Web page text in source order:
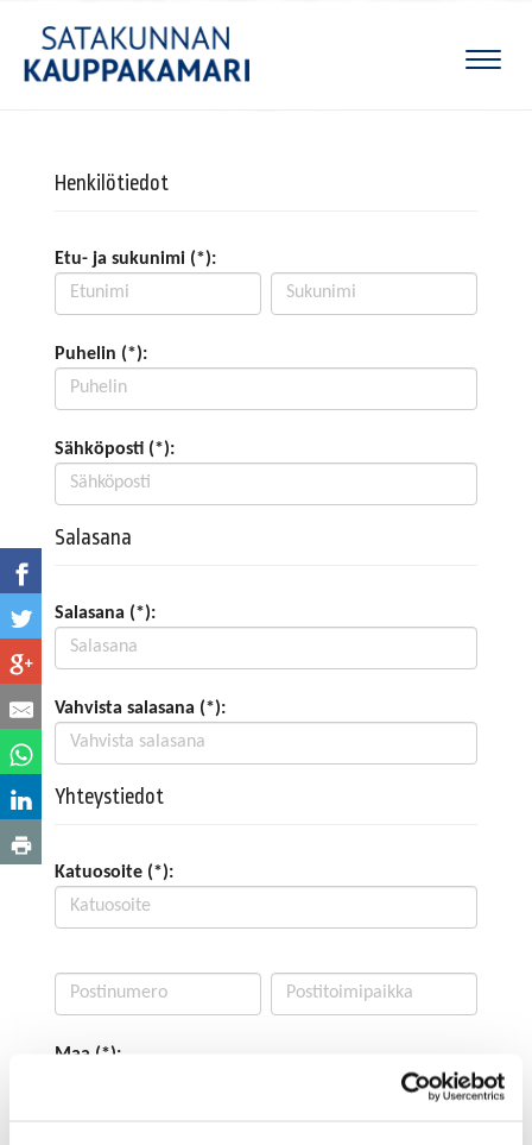
Henkilötiedot
Etu- ja sukunimi (*):
Puhelin (*):
Sähköposti (*):
Salasana
Salasana (*):
Vahvista salasana (*):
Yhteystiedot
Katuosoite (*):
Maa (*):